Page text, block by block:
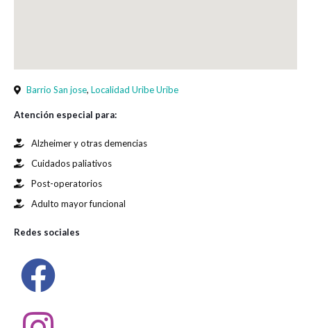
Barrio San jose, Localidad Uribe Uribe
Atención especial para:
Alzheimer y otras demencias
Cuidados paliativos
Post-operatorios
Adulto mayor funcional
Redes sociales